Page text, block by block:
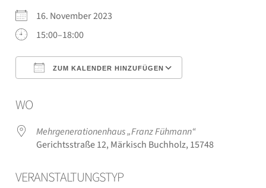
16. Novem­ber 2023
15:00–18:00
ZUM KALENDER HINZUFÜGEN
WO
Mehr­ge­ne­ra­tio­nen­haus „Franz Füh­mann“
Gerichts­stra­ße 12, Mär­kisch Buch­holz, 15748
VER­AN­STAL­TUNGS­TYP